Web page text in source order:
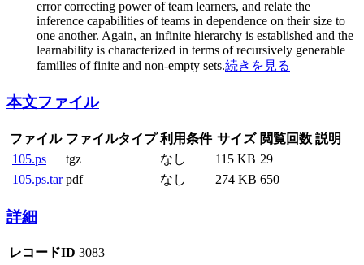
error correcting power of team learners, and relate the
inference capabilities of teams in dependence on their size to
one another. Again, an infinite hierarchy is established and the
learnability is characterized in terms of recursively generable
families of finite and non-empty sets.続きを見る
本文ファイル
ファイル ファイルタイプ 利用条件 サイズ 閲覧回数 説明
105.ps
tgz なし 115 KB 29
105.ps.tar pdf なし 274 KB 650
詳細
レコードID 3083